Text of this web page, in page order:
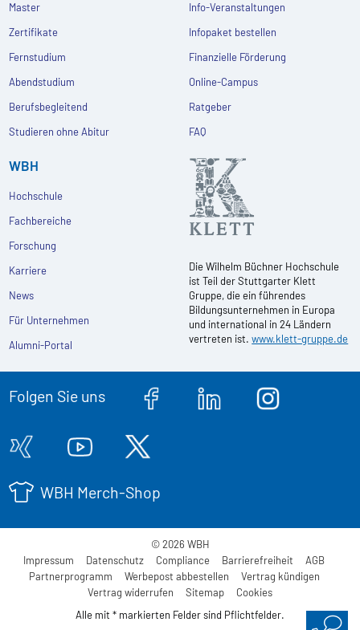
Master
Zertifikate
Fernstudium
Abendstudium
Berufsbegleitend
Studieren ohne Abitur
Info-Veranstaltungen
Infopaket bestellen
Finanzielle Förderung
Online-Campus
Ratgeber
FAQ
WBH
Hochschule
Fachbereiche
Forschung
Karriere
News
Für Unternehmen
Alumni-Portal
Die Wilhelm Büchner Hochschule
ist Teil der Stuttgarter Klett
Gruppe, die ein führendes
Bildungsunternehmen in Europa
und international in 24 Ländern
vertreten ist.www.klett-gruppe.de
Folgen Sie uns
WBH Merch-Shop
© 2026 WBH
Impressum
Datenschutz Compliance Barrierefreiheit
AGB
Partnerprogramm
Werbepost abbestellen
Vertrag kündigen
Vertrag widerrufen
Sitemap
Cookies
Alle mit * markierten Felder sind Pflichtfelder.